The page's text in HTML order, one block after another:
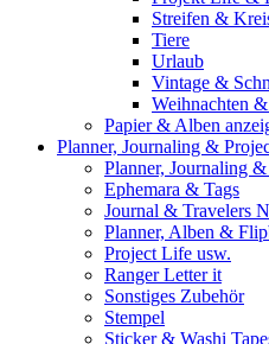
Streifen &
Tiere
Urlaub
Vintage &
Weihnachten
Papier & Alben
Planner, Journaling &
Planner, Journaling
Ephemara & Tags
Journal & Travelers
Planner, Alben &
Project Life usw.
Ranger Letter it
Sonstiges Zubehör
Stempel
Sticker & Washi